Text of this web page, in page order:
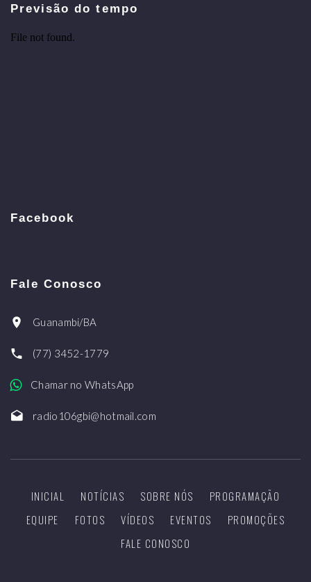
Previsão do tempo
Facebook
Fale Conosco
Guanambi/BA
(77) 3452-1779
Chamar no WhatsApp
radio106gbi@hotmail.com
INICIAL NOTÍCIAS SOBRE NÓS
PROGRAMAÇÃO
EQUIPE
FOTOS VÍDEOS EVENTOS
PROMOÇÕES
FALE CONOSCO